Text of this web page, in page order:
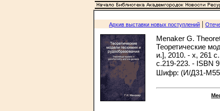
Архив выставки новых поступлений |
Menaker G.
Теоретические
и.], 2010. - x, 261
с.219-223. - ISBN
Шифр: (И/Д31-